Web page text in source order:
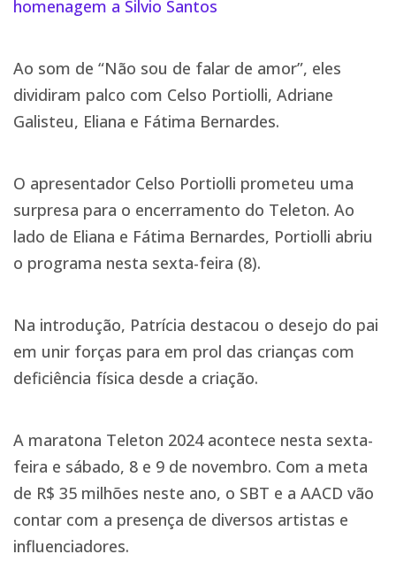
homenagem a Silvio Santos
Ao som de “Não sou de falar de amor”, eles
dividiram palco com Celso Portiolli, Adriane
Galisteu, Eliana e Fátima Bernardes.
O apresentador Celso Portiolli prometeu uma
surpresa para o encerramento do Teleton. Ao
lado de Eliana e Fátima Bernardes, Portiolli abriu
o programa nesta sexta-feira (8).
Na introdução, Patrícia destacou o desejo do pai
em unir forças para em prol das crianças com
deficiência física desde a criação.
A maratona Teleton 2024 acontece nesta sexta-
feira e sábado, 8 e 9 de novembro. Com a meta
de R$ 35 milhões neste ano, o SBT e a AACD vão
contar com a presença de diversos artistas e
influenciadores.